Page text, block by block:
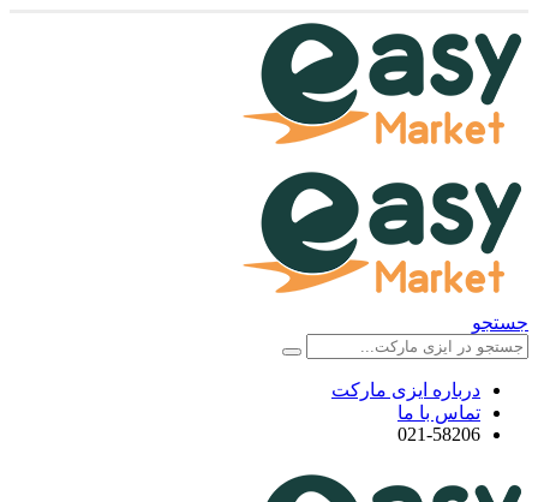
جستجو
درباره ایزی مارکت
تماس با ما
021-58206